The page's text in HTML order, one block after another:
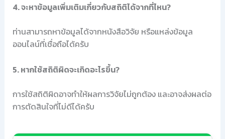
4. จะหาข้อมูลเพิ่มเติมเกี่ยวกับสถิติได้จากที่ไหน?
ท่านสามารถหาข้อมูลได้จากหนังสือวิจัย หรือแหล่งข้อมูล
ออนไลน์ที่เชื่อถือได้ครับ
5. หากใช้สถิติผิดจะเกิดอะไรขึ้น?
การใช้สถิติผิดอาจทำให้ผลการวิจัยไม่ถูกต้อง และอาจส่งผลต่อ
การตัดสินใจที่ไม่ดีได้ครับ